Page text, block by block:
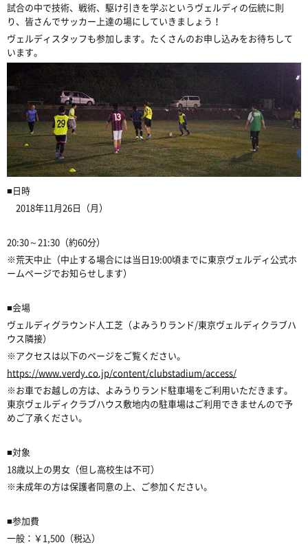
試合の中で技術、戦術、駆け引きを学ぶというヴェルディの伝統に則
り、皆さんでサッカー上達の場にしていきましょう！
ヴェルディスタッフも参加します。たくさんのお申し込みをお待ちして
います。
■日時
2018年11月26日（月）
20:30～21:30（約60分）
※荒天中止（中止する場合には当日19:00頃までに東京ヴェルディ公式ホ
ームページでお知らせします）
■会場
ヴェルディグラウンド人工芝（よみうりランド/東京ヴェルディクラブハ
ウス隣接）
※アクセスは以下のページをご覧ください。
https://www.verdy.co.jp/content/clubstadium/access/
※お車でお越しの方は、よみうりランド駐車場をご利用いただきます。
東京ヴェルディクラブハウス敷地内の駐車場はご利用できませんので予
めご了承ください。
■対象
18歳以上の男女（但し高校生は不可）
※未成年の方は保護者同意の上、ご参加ください。
■参加費
一般：￥1,500（税込）